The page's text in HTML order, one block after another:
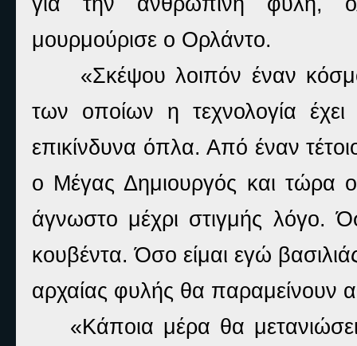
μουρμούρισε ο Ορλάντο.
«Σκέψου λοιπόν έναν
των οποίων η τεχνολογία
επικίνδυνα όπλα. Από έναν
ο Μέγας Δημιουργός και τώρα ο
άγνωστο μέχρι στιγμής λόγο.
κουβέντα. Όσο είμαι εγώ
αρχαίας φυλής θα
«Κάποια μέρα θα